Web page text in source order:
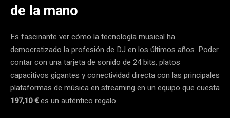
de la mano
Es fascinante ver cómo la tecnología musical ha
democratizado la profesión de DJ en los últimos años. Poder
contar con una tarjeta de sonido de 24 bits, platos
capacitivos gigantes y conectividad directa con las principales
plataformas de música en streaming en un equipo que cuesta
197,10 €es un auténtico regalo.